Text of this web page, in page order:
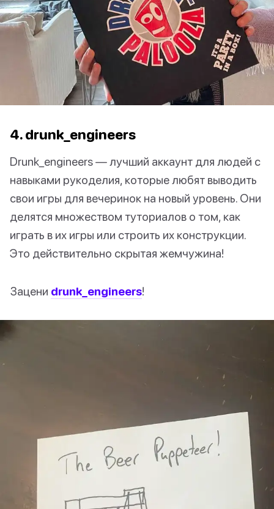
4. drunk_engineers
Drunk_engineers — лучший аккаунт для людей с
навыками рукоделия, которые любят выводить
свои игры для вечеринок на новый уровень. Они
делятся множеством туториалов о том, как
играть в их игры или строить их конструкции.
Это действительно скрытая жемчужина!
Зацени drunk_engineers!